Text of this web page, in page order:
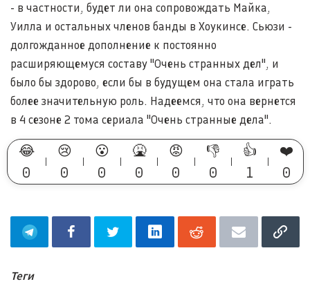
- в частности, будет ли она сопровождать Майка,
Уилла и остальных членов банды в Хоукинсе. Сьюзи -
долгожданное дополнение к постоянно
расширяющемуся составу "Очень странных дел", и
было бы здорово, если бы в будущем она стала играть
более значительную роль. Надеемся, что она вернется
в 4 сезоне 2 тома сериала "Очень странные дела".
😂
0
😢
0
😮
0
🤮
0
😡
0
👎
0
👍
1
❤️
0
Теги